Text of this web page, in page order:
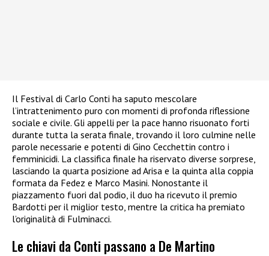
Il Festival di Carlo Conti ha saputo mescolare
l’intrattenimento puro con momenti di profonda riflessione
sociale e civile. Gli appelli per la pace hanno risuonato forti
durante tutta la serata finale, trovando il loro culmine nelle
parole necessarie e potenti di Gino Cecchettin contro i
femminicidi. La classifica finale ha riservato diverse sorprese,
lasciando la quarta posizione ad Arisa e la quinta alla coppia
formata da Fedez e Marco Masini. Nonostante il
piazzamento fuori dal podio, il duo ha ricevuto il premio
Bardotti per il miglior testo, mentre la critica ha premiato
l’originalità di Fulminacci.
Le chiavi da Conti passano a De Martino